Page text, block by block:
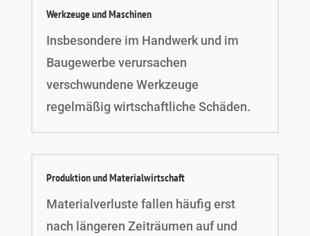
Werkzeuge und Maschinen
Insbesondere im Handwerk und im
Baugewerbe verursachen
verschwundene Werkzeuge
regelmäßig wirtschaftliche Schäden.
Produktion und Materialwirtschaft
Materialverluste fallen häufig erst
nach längeren Zeiträumen auf und